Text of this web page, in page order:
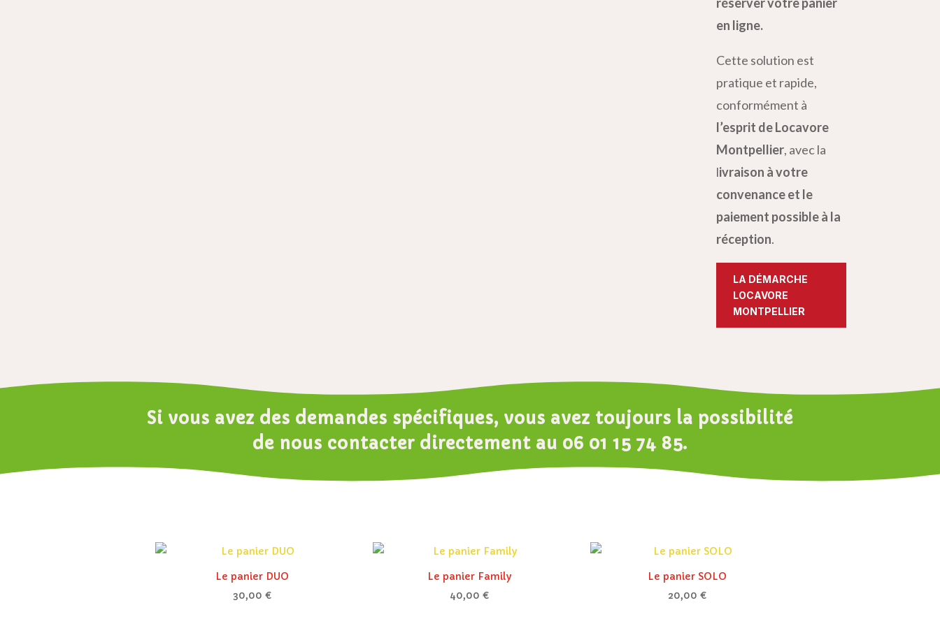
réserver votre panier
en ligne.
Cette solution est
pratique et rapide,
conformément à
l’esprit de Locavore
Montpellier, avec la
livraison à votre
convenance et le
paiement possible à la
réception.
LA DÉMARCHE
LOCAVORE
MONTPELLIER
Si vous avez des demandes spécifiques, vous avez toujours la possibilité
de nous contacter directement au 06 01 15 74 85.
Le panier DUO
30,00 €
Le panier Family
40,00€
Le panier SOLO
20,00 €